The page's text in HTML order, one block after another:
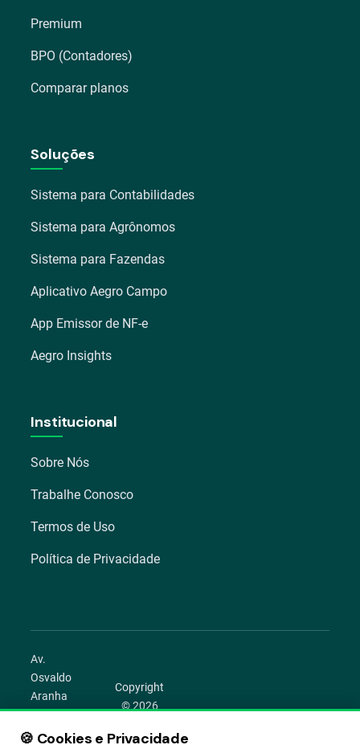
Premium
BPO (Contadores)
Comparar planos
Soluções
Sistema para Contabilidades
Sistema para Agrônomos
Sistema para Fazendas
Aplicativo Aegro Campo
App Emissor de NF-e
Aegro Insights
Institucional
Sobre Nós
Trabalhe Conosco
Termos de Uso
Política de Privacidade
Av.
Osvaldo
Aranha
1022 –
Bom
Copyright
© 2026
Todos os
🍪 Cookies e Privacidade